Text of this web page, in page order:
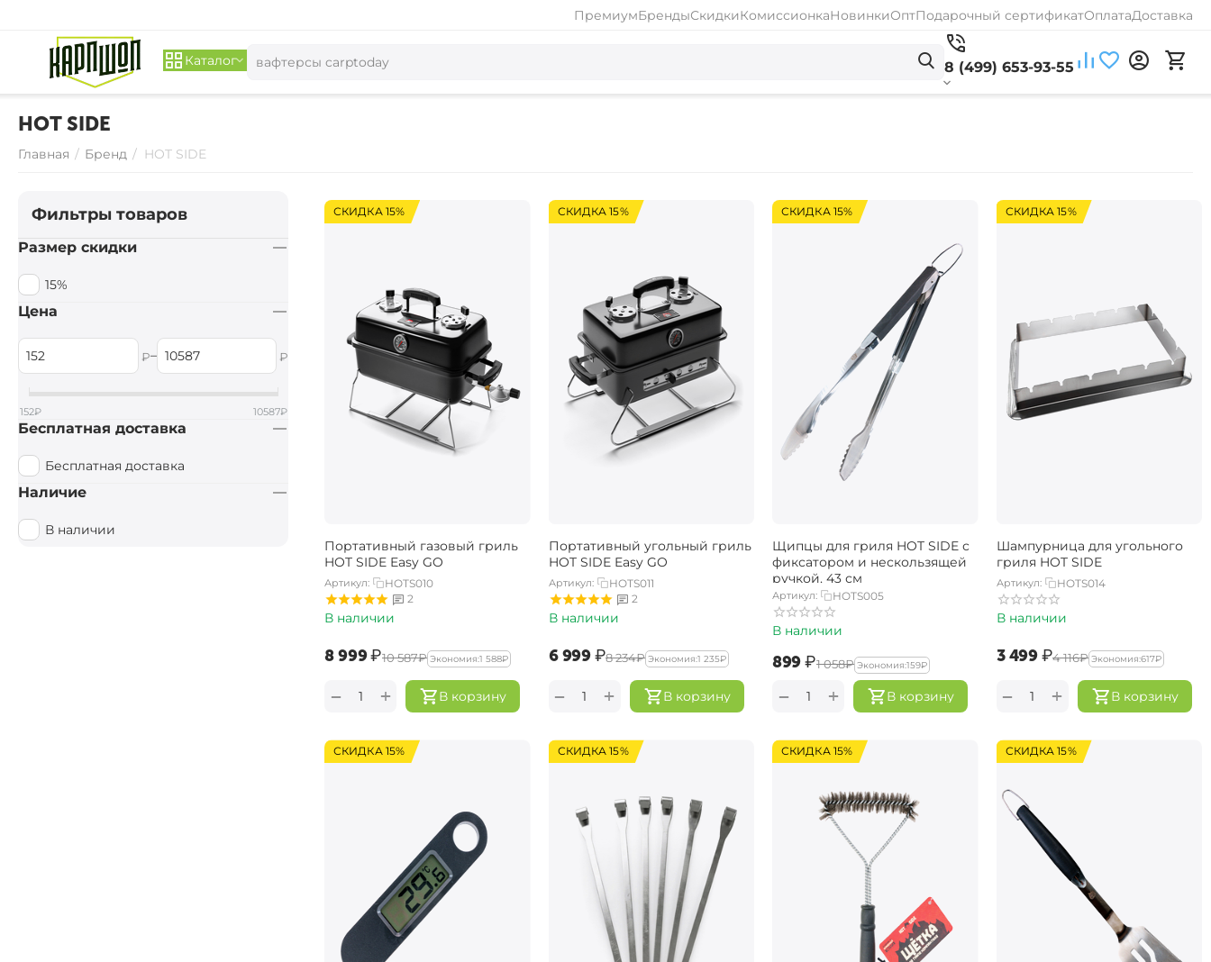
ПремиумБрендыСкидкиКомиссионкаНовинкиОптПодарочный сертификатОплатаДоставка
Каталог 8 (499) 653-93-55
HOT SIDE
Главная / Бренд / HOT SIDE
СКИДКА 15%
Портативный газовый гриль ​
HOT SIDE Easy GO
Артикул:
HOTS010
2
В наличии
‍8 999‍₽‍10 587‍₽ Экономия:‍1 588‍₽
В корзину
+
−
СКИДКА 15%
Портативный угольный гриль
HOT SIDE Easy GO
Артикул:
HOTS011
2
В наличии
‍6 999‍₽‍8 234‍₽ Экономия:‍1 235‍₽
В корзину
+
−
СКИДКА 15%
Щипцы для гриля HOT SIDE с
фиксатором и нескользящей
ручкой, 43 см
Артикул: HOTS005
В наличии
‍899‍₽‍1 058‍₽ Экономия:‍159‍₽
В корзину
+
−
СКИДКА 15%
Шампурница для угольного
гриля HOT SIDE
Артикул: HOTS014
В наличии
‍3 499‍₽‍4 116‍₽ Экономия:‍617‍₽
В корзину
+
−
СКИДКА 15% СКИДКА 15% СКИДКА 15% СКИДКА 15%
Фильтры товаров
Размер скидки
15%
Цена
₽– ₽
152₽ 10587₽
Бесплатная доставка
Бесплатная доставка
Наличие
В наличии